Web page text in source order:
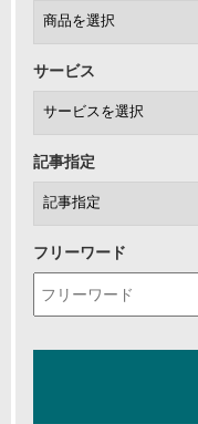
サービス
記事指定
フリーワード